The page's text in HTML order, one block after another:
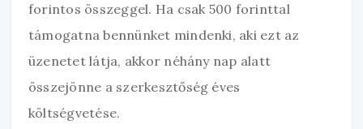
forintos összeggel. Ha csak 500 forinttal
támogatna bennünket mindenki, aki ezt az
üzenetet látja, akkor néhány nap alatt
összejönne a szerkesztőség éves
költségvetése.